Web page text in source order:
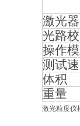
激光
光路
操作
测试
体积
重量
激光粒度仪